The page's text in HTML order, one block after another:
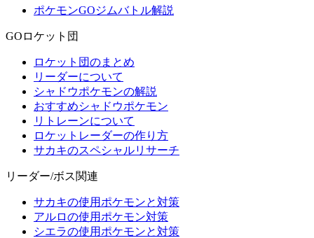
ポケモンGOジムバトル解説
GOロケット団
ロケット団のまとめ
リーダーについて
シャドウポケモンの解説
おすすめシャドウポケモン
リトレーンについて
ロケットレーダーの作り方
サカキのスペシャルリサーチ
リーダー/ボス関連
サカキの使用ポケモンと対策
アルロの使用ポケモン対策
シエラの使用ポケモンと対策